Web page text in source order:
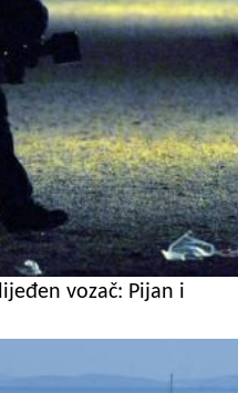
vozač: Pijan i